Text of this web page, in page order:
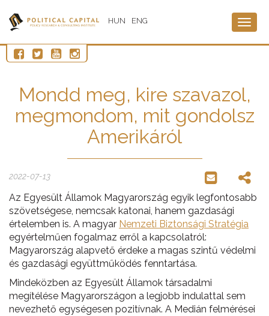
HUN ENG
Mondd meg, kire szavazol,
megmondom, mit gondolsz
Amerikáról
2022-07-13
Az Egyesült Államok Magyarország egyik legfontosabb
szövetségese, nemcsak katonai, hanem gazdasági
értelemben is. A magyar Nemzeti Biztonsági Stratégia
egyértelműen fogalmaz erről a kapcsolatról:
Magyarország alapvető érdeke a magas szintű védelmi
és gazdasági együttműködés fenntartása.
Mindeközben az Egyesült Államok társadalmi
megítélése Magyarországon a legjobb indulattal sem
nevezhető egységesen pozitívnak. A Medián felmérései